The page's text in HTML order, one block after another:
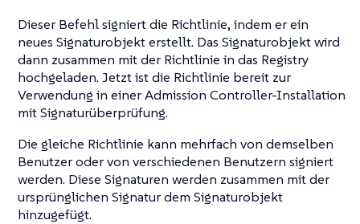
Dieser Befehl signiert die Richtlinie, indem er ein
neues Signaturobjekt erstellt. Das Signaturobjekt wird
dann zusammen mit der Richtlinie in das Registry
hochgeladen. Jetzt ist die Richtlinie bereit zur
Verwendung in einer Admission Controller-Installation
mit Signaturüberprüfung.
Die gleiche Richtlinie kann mehrfach von demselben
Benutzer oder von verschiedenen Benutzern signiert
werden. Diese Signaturen werden zusammen mit der
ursprünglichen Signatur dem Signaturobjekt
hinzugefügt.